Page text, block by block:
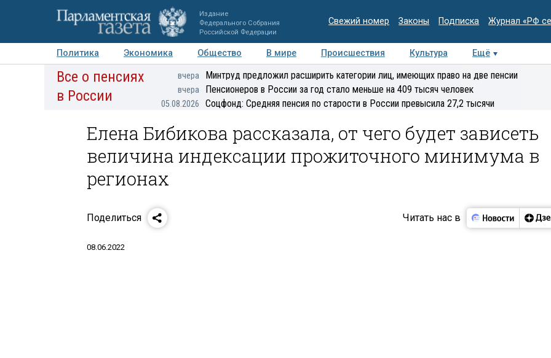
Издание
Федерального Собрания
Российской Федерации
Свежий номер Законы Подписка Журнал «РФ
Политика Экономика Общество В мире Происшествия Культура
Ещё
Авторы Персоны Мнения Регионы Медиацентр Интервью Колумнисты
Все о пенсиях
в России
вчера Минтруд предложил расширить категории лиц, имеющих право на две пенсии
вчера Пенсионеров в России за год стало меньше на 409 тысяч человек
05.08.2026 Соцфонд: Средняя пенсия по старости в России превысила 27,2 тысячи
Елена Бибикова рассказала, от чего будет зависеть
величина индексации прожиточного минимума в
регионах
Поделиться Читать нас в
08.06.2022